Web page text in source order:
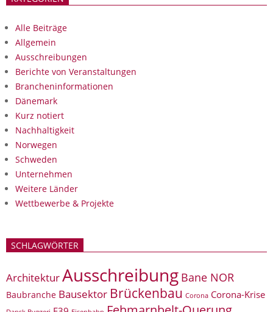
Alle Beiträge
Allgemein
Ausschreibungen
Berichte von Veranstaltungen
Brancheninformationen
Dänemark
Kurz notiert
Nachhaltigkeit
Norwegen
Schweden
Unternehmen
Weitere Länder
Wettbewerbe & Projekte
SCHLAGWÖRTER
ArchitekturAusschreibung Bane NOR
Baubranche Bausektor Brückenbau Corona Corona-Krise